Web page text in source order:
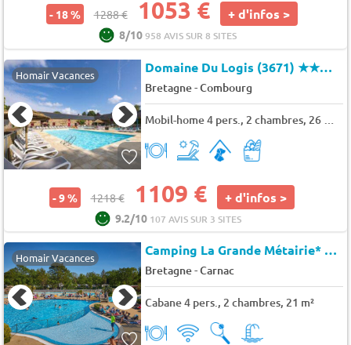
- 18 % 1288 € 1053 € + d'infos >
8/10958 AVIS SUR 8 SITES
Homair Vacances Domaine Du Logis (3671)★★★★★
Bretagne-Combourg
- 9 % 1218 € 1109 € + d'infos >
9.2/10 107 AVIS SUR 3 SITES
Homair Vacances Camping La Grande Métairie*
Bretagne-Carnac
Cabane 4 pers., 2 chambres, 21 m²